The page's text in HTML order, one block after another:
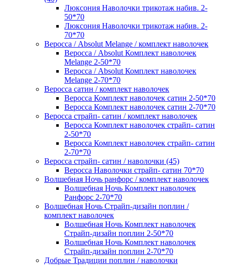
Люксония Наволочки трикотаж набив. 2-
50*70
Люксония Наволочки трикотаж набив. 2-
70*70
Веросса / Absolut Melange / комплект наволочек
Веросса / Absolut Комплект наволочек
Melange 2-50*70
Веросса / Absolut Комплект наволочек
Melange 2-70*70
Веросса сатин / комплект наволочек
Веросса Комплект наволочек сатин 2-50*70
Веросса Комплект наволочек сатин 2-70*70
Веросса страйп- сатин / комплект наволочек
Веросса Комплект наволочек страйп- сатин
2-50*70
Веросса Комплект наволочек страйп- сатин
2-70*70
Веросса страйп- сатин / наволочки (45)
Веросса Наволочки страйп- сатин 70*70
Волшебная Ночь ранфорс / комплект наволочек
Волшебная Ночь Комплект наволочек
Ранфорс 2-70*70
Волшебная Ночь Страйп-дизайн поплин /
комплект наволочек
Волшебная Ночь Комплект наволочек
Страйп-дизайн поплин 2-50*70
Волшебная Ночь Комплект наволочек
Страйп-дизайн поплин 2-70*70
Добрые Традиции поплин / наволочки